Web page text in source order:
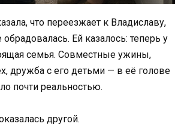
что переезжает к Владиславу,
Ей казалось: теперь у
семья. Совместные ужины,
дружба с его детьми — в её голове
почти реальностью.
другой.